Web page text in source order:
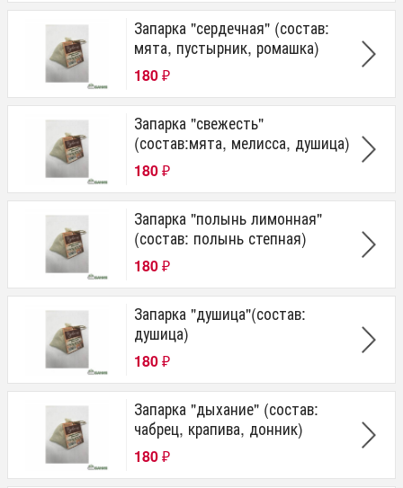
Запарка "сердечная" (состав:
мята, пустырник, ромашка)
180 ₽
Запарка "свежесть"
(состав:мята, мелисса, душица)
180 ₽
Запарка "полынь лимонная"
(состав: полынь степная)
180 ₽
Запарка "душица"(состав:
душица)
180 ₽
Запарка "дыхание" (состав:
чабрец, крапива, донник)
180 ₽